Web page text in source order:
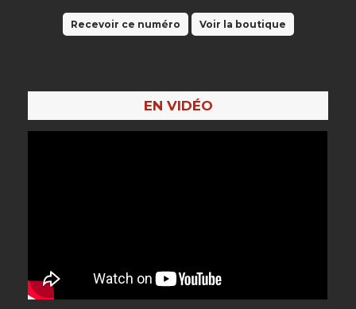
Recevoir ce numéro Voir la boutique
EN VIDÉO